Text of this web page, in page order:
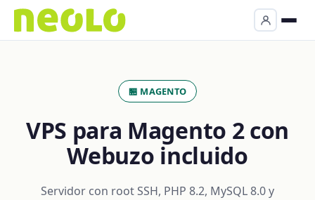
🏪 MAGENTO
VPS para Magento 2 con
Webuzo incluido
Servidor con root SSH, PHP 8.2, MySQL 8.0 y